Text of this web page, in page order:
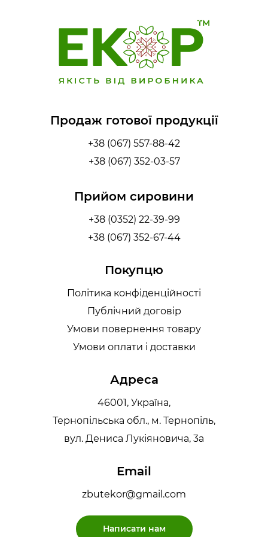
Продаж готової продукції
+38 (067) 557-88-42
+38 (067) 352-03-57
Прийом сировини
+38 (0352) 22-39-99
+38 (067) 352-67-44
Покупцю
Політика конфіденційності
Публічний договір
Умови повернення товару
Умови оплати і доставки
Адреса
46001, Україна,
Тернопільська обл., м. Тернопіль,
вул. Дениса Лукіяновича, 3а
Email
zbutekor@gmail.com
Написати нам